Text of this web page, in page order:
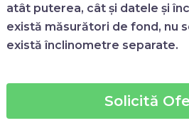
atât puterea, cât și datele și
există măsurători de fond, nu
există înclinometre separate.
Solicită